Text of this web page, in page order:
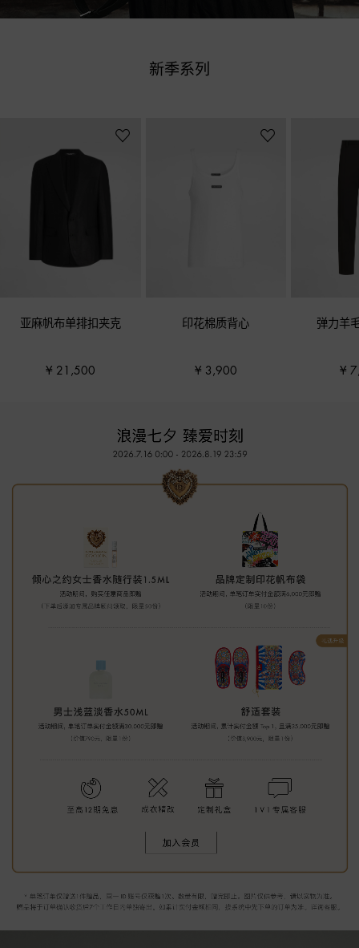
新季系列
亚麻帆布单排扣夹克
¥ 21,500
印花棉质背心
¥ 3,900
弹力羊
¥